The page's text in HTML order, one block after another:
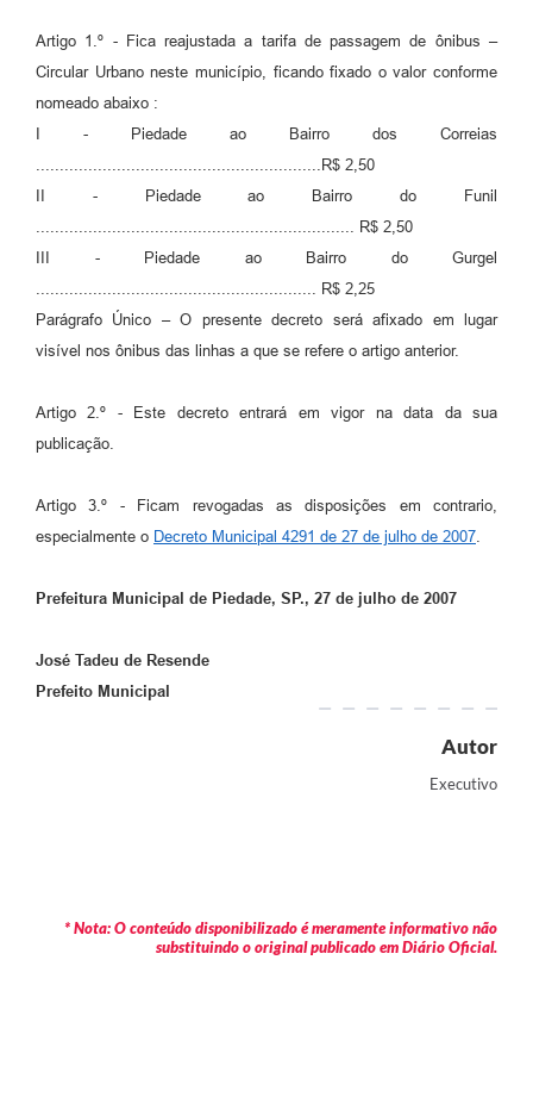
Artigo 1.º - Fica reajustada a tarifa de passagem de ônibus –
Circular Urbano neste município, ficando fixado o valor conforme
nomeado abaixo :
I - Piedade ao Bairro dos Correias
............................................................R$ 2,50
II - Piedade ao Bairro do Funil
................................................................... R$ 2,50
III - Piedade ao Bairro do Gurgel
........................................................... R$ 2,25
Parágrafo Único – O presente decreto será afixado em lugar
visível nos ônibus das linhas a que se refere o artigo anterior.
Artigo 2.º - Este decreto entrará em vigor na data da sua
publicação.
Artigo 3.º - Ficam revogadas as disposições em contrario,
especialmente o Decreto Municipal 4291 de 27 de julho de 2007
Prefeitura Municipal de Piedade, SP., 27 de julho de 2007
José Tadeu de Resende
Prefeito Municipal
Autor
Executivo
* Nota: O conteúdo disponibilizado é meramente informativo não
substituindo o original publicado em Diário Oficial.